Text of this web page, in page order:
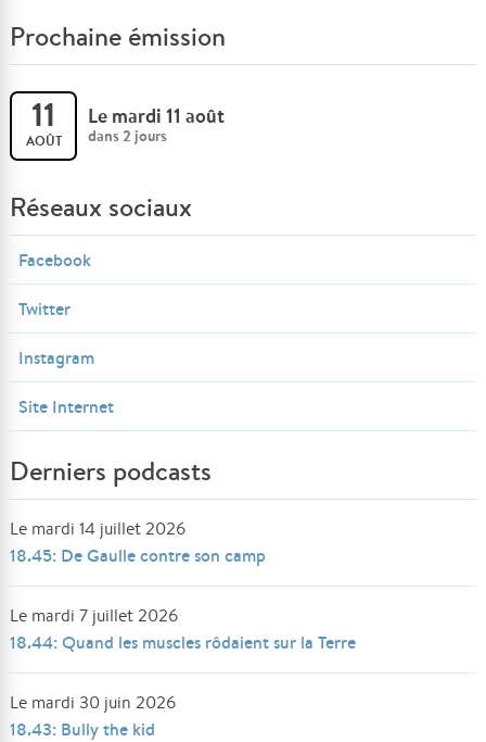
Prochaine émission
11
AOÛT
Le mardi 11 août
dans 2 jours
Réseaux sociaux
Facebook
Twitter
Instagram
Site Internet
Derniers podcasts
Le mardi 14 juillet 2026
18.45: De Gaulle contre son camp
Le mardi 7 juillet 2026
18.44: Quand les muscles rôdaient sur la Terre
Le mardi 30 juin 2026
18.43: Bully the kid